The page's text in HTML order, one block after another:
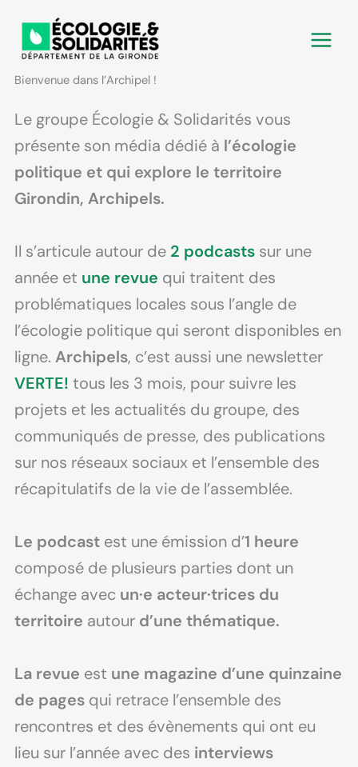
contenu
Bienvenue dans l’Archipel !
Le groupe Écologie & Solidarités vous
présente son média dédié à l’écologie
politique et qui explore le territoire
Girondin, Archipels.
Il s’articule autour de 2 podcastssur une
année et une revue qui traitent des
problématiques locales sous l’angle de
l’écologie politique qui seront disponibles en
ligne. Archipels, c’est aussi une newsletter
VERTE! tous les 3 mois, pour suivre les
projets et les actualités du groupe, des
communiqués de presse, des publications
sur nos réseaux sociaux et l’ensemble des
récapitulatifs de la vie de l’assemblée.
Le podcastest une émission d’1 heure
composé de plusieurs parties dont un
échange avec un·e acteur·trices du
territoire autour d’une thématique.
La revue est une magazine d’une quinzaine
de pagesqui retrace l’ensemble des
rencontres et des évènements qui ont eu
lieu sur l’année avec des interviews